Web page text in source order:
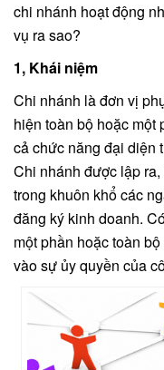
chi nhánh hoạt động
vụ ra sao?
1, Khái niệm
Chi nhánh là đơn vị
hiện toàn bộ hoặc một
cả chức năng đại diện
Chi nhánh được lập
trong khuôn khổ các
đăng ký kinh doanh.
một phần hoặc toàn
vào sự ủy quyền của